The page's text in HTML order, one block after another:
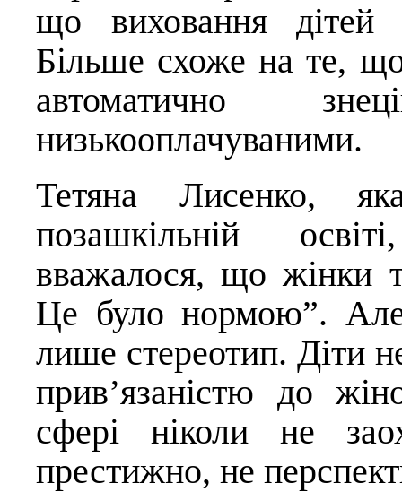
що виховання дітей
Більше схоже на те,
автоматично
низькооплачуваними.
Тетяна Лисенко,
позашкільній
вважалося, що жінки
Це було нормою”.
лише стереотип. Діти
прив’язаністю до
сфері ніколи не
престижно, не